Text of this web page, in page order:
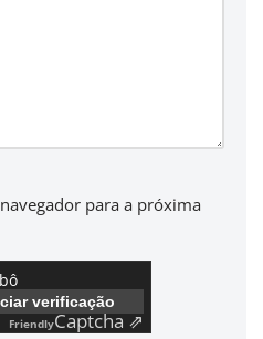
para a próxima
verificação
FriendlyCaptcha ⇗